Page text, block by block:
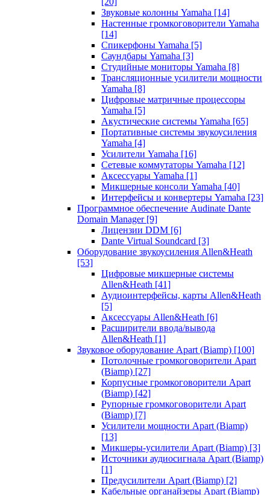
Звуковые колонны Yamaha [14]
Настенные громкоговорители Yamaha
[14]
Спикерфоны Yamaha [5]
Саундбары Yamaha [3]
Студийные мониторы Yamaha [8]
Трансляционные усилители мощности
Yamaha [8]
Цифровые матричные процессоры
Yamaha [5]
Акустические системы Yamaha [65]
Портативные системы звукоусиления
Yamaha [4]
Усилители Yamaha [16]
Сетевые коммутаторы Yamaha [12]
Аксессуары Yamaha [1]
Микшерные консоли Yamaha [40]
Интерфейсы и конвертеры Yamaha [23]
Программное обеспечение Audinate Dante
Domain Manager [9]
Лицензии DDM [6]
Dante Virtual Soundcard [3]
Оборудование звукоусиления Allen&Heath
[53]
Цифровые микшерные системы
Allen&Heath [41]
Аудиоинтерфейсы, карты Allen&Heath
[5]
Аксессуары Allen&Heath [6]
Расширители ввода/вывода
Allen&Heath [1]
Звуковое оборудование Apart (Biamp) [100]
Потолочные громкоговорители Apart
(Biamp) [27]
Корпусные громкоговорители Apart
(Biamp) [42]
Рупорные громкоговорители Apart
(Biamp) [7]
Усилители мощности Apart (Biamp)
[13]
Микшеры-усилители Apart (Biamp) [3]
Источники аудиосигнала Apart (Biamp)
[1]
Предусилители Apart (Biamp) [2]
Кабельные органайзеры Apart (Biamp)